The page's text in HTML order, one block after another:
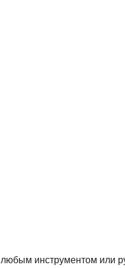
любым инструментом или